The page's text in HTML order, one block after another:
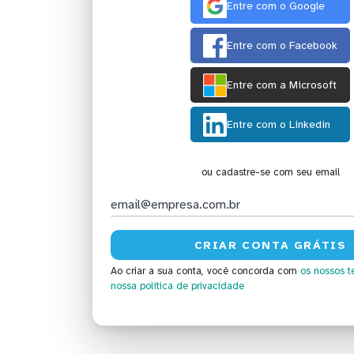
Entre com o Google
Entre com o Facebook
Entre com a Microsoft
Entre com o Linkedin
ou cadastre-se com seu email
Ao criar a sua conta, você concorda com os nossos
nossa política de privacidade